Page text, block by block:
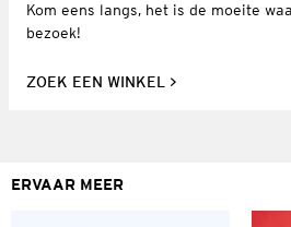
Kom eens langs, het is de moeite
bezoek!
ZOEK EEN WINKEL
ERVAAR MEER